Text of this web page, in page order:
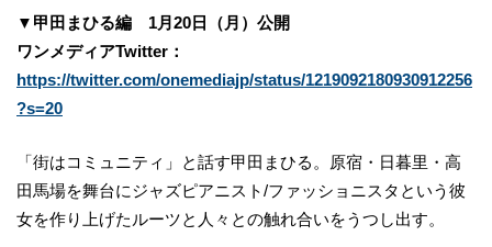
▼甲田まひる編 1月20日（月）公開
ワンメディアTwitter：​
https://twitter.com/onemediajp/status/1219092180930912256
?s=20
「街はコミュニティ」と話す甲田まひる。原宿・日暮里・高
田馬場を舞台にジャズピアニスト/ファッショニスタという彼
女を作り上げたルーツと人々との触れ合いをうつし出す。